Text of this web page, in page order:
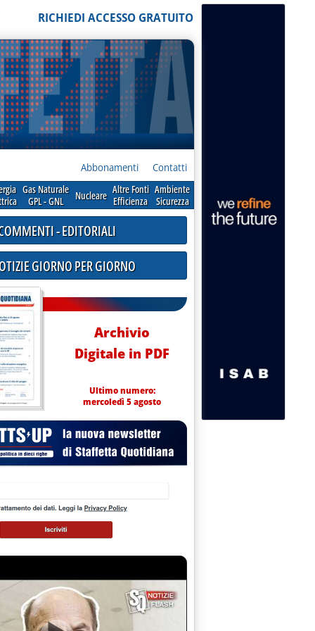
RICHIEDI ACCESSO GRATUITO
Abbonamenti Contatti
Gas Naturale
GPL - GNL
Nucleare Altre Fonti
Efficienza
Ambiente
Sicurezza
- EDITORIALI
GIORNO PER GIORNO
Archivio
Digitale in PDF
Ultimo numero:
mercoledì 5 agosto